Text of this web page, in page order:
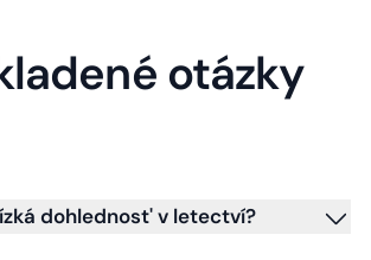
otázky
dohlednost' v letectví?